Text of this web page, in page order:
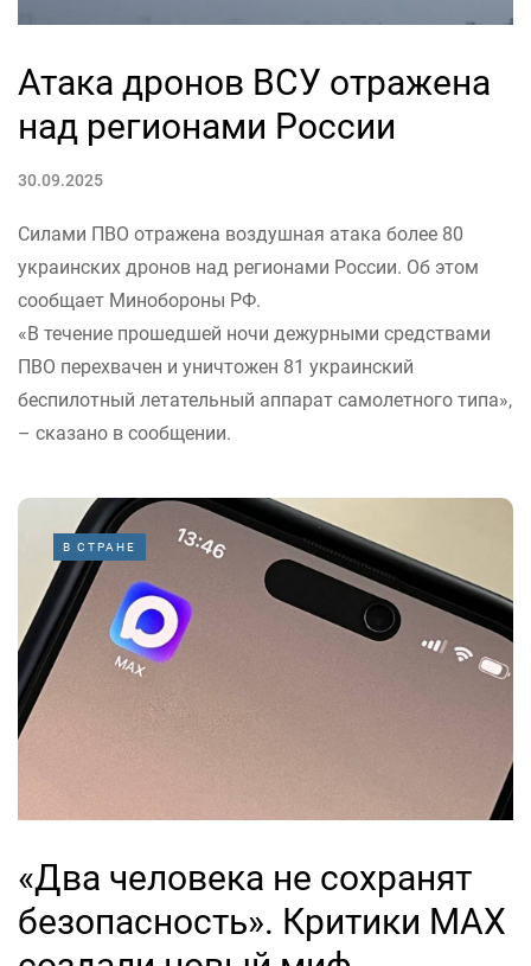
Атака дронов ВСУ отражена
над регионами России
30.09.2025
Силами ПВО отражена воздушная атака более 80
украинских дронов над регионами России. Об этом
сообщает Минобороны РФ.
«В течение прошедшей ночи дежурными средствами
ПВО перехвачен и уничтожен 81 украинский
беспилотный летательный аппарат самолетного типа»,
– сказано в сообщении.
В СТРАНЕ
«Два человека не сохранят
безопасность». Критики MAX